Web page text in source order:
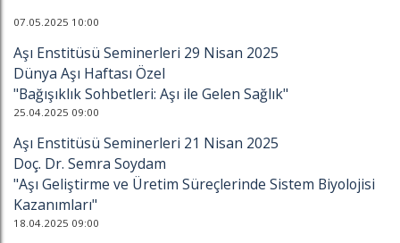
07.05.2025 10:00
Aşı Enstitüsü Seminerleri 29 Nisan 2025
Dünya Aşı Haftası Özel
"Bağışıklık Sohbetleri: Aşı ile Gelen Sağlık"
25.04.2025 09:00
Aşı Enstitüsü Seminerleri 21 Nisan 2025
Doç. Dr. Semra Soydam
"Aşı Geliştirme ve Üretim Süreçlerinde Sistem Biyolojisi
Kazanımları"
18.04.2025 09:00